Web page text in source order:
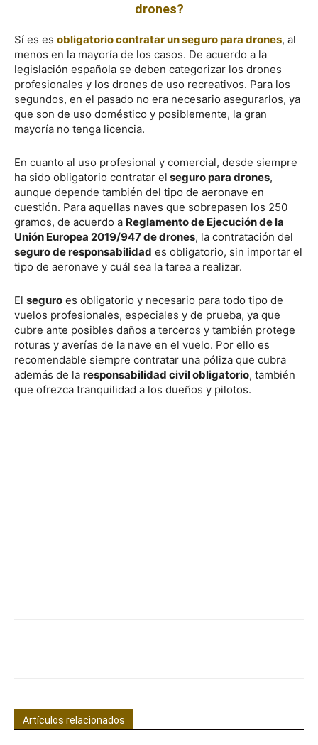
drones?
Sí es es obligatorio contratar un seguro para drones, al
menos en la mayoría de los casos. De acuerdo a la
legislación española se deben categorizar los drones
profesionales y los drones de uso recreativos. Para los
segundos, en el pasado no era necesario asegurarlos, ya
que son de uso doméstico y posiblemente, la gran
mayoría no tenga licencia.
En cuanto al uso profesional y comercial, desde siempre
ha sido obligatorio contratar el seguro para drones,
aunque depende también del tipo de aeronave en
cuestión. Para aquellas naves que sobrepasen los 250
gramos, de acuerdo a Reglamento de Ejecución de la
Unión Europea 2019/947 de drones, la contratación del
seguro de responsabilidad es obligatorio, sin importar el
tipo de aeronave y cuál sea la tarea a realizar.
El seguro es obligatorio y necesario para todo tipo de
vuelos profesionales, especiales y de prueba, ya que
cubre ante posibles daños a terceros y también protege
roturas y averías de la nave en el vuelo. Por ello es
recomendable siempre contratar una póliza que cubra
además de la responsabilidad civil obligatorio, también
que ofrezca tranquilidad a los dueños y pilotos.
Artículos relacionados